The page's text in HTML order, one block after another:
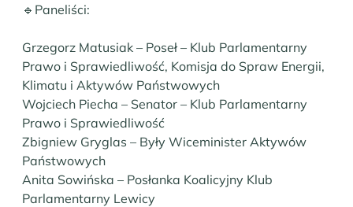
🔹Paneliści:
Grzegorz Matusiak – Poseł – Klub Parlamentarny
Prawo i Sprawiedliwość, Komisja do Spraw Energii,
Klimatu i Aktywów Państwowych
Wojciech Piecha – Senator – Klub Parlamentarny
Prawo i Sprawiedliwość
Zbigniew Gryglas – Były Wiceminister Aktywów
Państwowych
Anita Sowińska – Posłanka Koalicyjny Klub
Parlamentarny Lewicy